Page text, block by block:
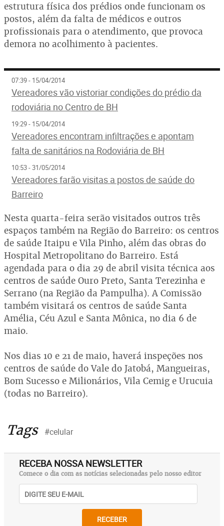
estrutura física dos prédios onde funcionam os
postos, além da falta de médicos e outros
profissionais para o atendimento, que provoca
demora no acolhimento à pacientes.
07:39 - 15/04/2014
Vereadores vão vistoriar condições do prédio da
rodoviária no Centro de BH
19:29 - 15/04/2014
Vereadores encontram infiltrações e apontam
falta de sanitários na Rodoviária de BH
10:53 - 31/05/2014
Vereadores farão visitas a postos de saúde do
Barreiro
Nesta quarta-feira serão visitados outros três
espaços também na Região do Barreiro: os centros
de saúde Itaipu e Vila Pinho, além das obras do
Hospital Metropolitano do Barreiro. Está
agendada para o dia 29 de abril visita técnica aos
centros de saúde Ouro Preto, Santa Terezinha e
Serrano (na Região da Pampulha). A Comissão
também visitará os centros de saúde Santa
Amélia, Céu Azul e Santa Mônica, no dia 6 de
maio.
Nos dias 10 e 21 de maio, haverá inspeções nos
centros de saúde do Vale do Jatobá, Mangueiras,
Bom Sucesso e Milionários, Vila Cemig e Urucuia
(todas no Barreiro).
Tags #celular
RECEBA NOSSA NEWSLETTER
Comece o dia com as notícias selecionadas pelo nosso editor
RECEBER